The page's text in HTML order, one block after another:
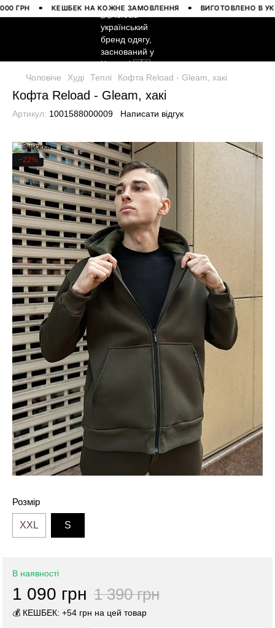
КЕШБЕК НА КОЖНЕ ЗАМОВЛЕННЯ ВИГОТОВЛЕНО В
Чоловіче Худі Теплі Кофта Reload - Gleam, хакі
Кофта Reload - Gleam, хакі
Артикул: 1001588000009 Написати відгук
−22%
Розмір
XXL S
В наявності
1 090 грн 1 390 грн
💰 КЕШБЕК: +54 грн на цей товар